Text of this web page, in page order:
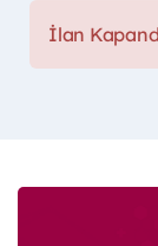
İlan